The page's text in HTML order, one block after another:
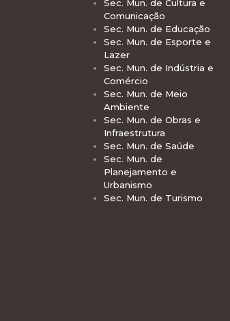
Sec. Mun. de Cultura e
Comunicação
Sec. Mun. de Educação
Sec. Mun. de Esporte e
Lazer
Sec. Mun. de Indústria e
Comércio
Sec. Mun. de Meio
Ambiente
Sec. Mun. de Obras e
Infraestrutura
Sec. Mun. de Saúde
Sec. Mun. de
Planejamento e
Urbanismo
Sec. Mun. de Turismo